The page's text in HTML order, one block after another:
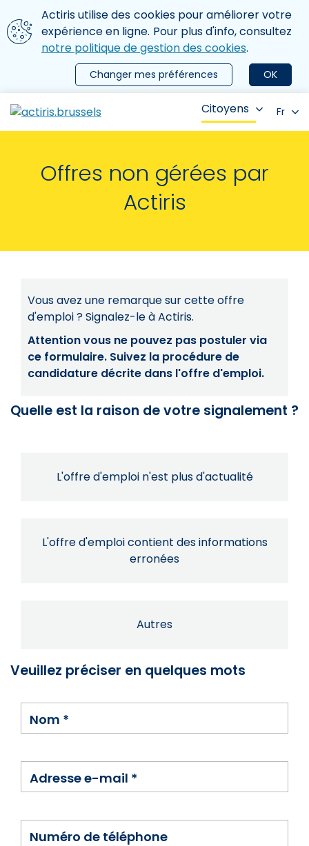
Aller au contenu principal
Nous utilisons des cookies
Actiris utilise des cookies pour améliorer votre
expérience en ligne. Pour plus d'info, consultez
notre politique de gestion des cookies.
OK
Changer mes préférences
le menu
Citoyens Fr
Offres non gérées par
Actiris
Vous avez une remarque sur cette offre
d'emploi ? Signalez-le à Actiris.
Attention vous ne pouvez pas postuler via
ce formulaire. Suivez la procédure de
candidature décrite dans l'offre d'emploi.
Quelle est la raison de votre signalement ?
L'offre d'emploi n'est plus d'actualité
L'offre d'emploi contient des informations
erronées
Autres
Veuillez préciser en quelques mots
Nom *
Adresse e-mail *
Numéro de téléphone